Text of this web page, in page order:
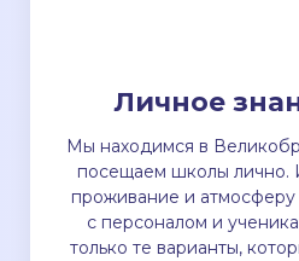
Личное
Мы находимся в
посещаем школы лично.
проживание и
с персоналом и
только те варианты,